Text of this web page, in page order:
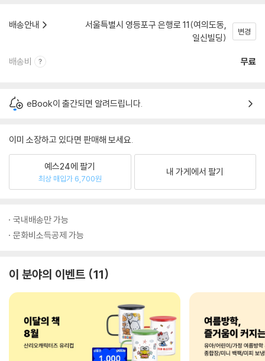
배송안내
서울특별시 영등포구 은행로 11(여의도동,
일신빌딩)
변경
배송비 무료
eBook이 출간되면 알려드립니다.
이미 소장하고 있다면 판매해 보세요.
예스24에 팔기
최상 매입가 6,700원
내 가게에서 팔기
국내배송만 가능
문화비소득공제 가능
이 분야의 이벤트 11